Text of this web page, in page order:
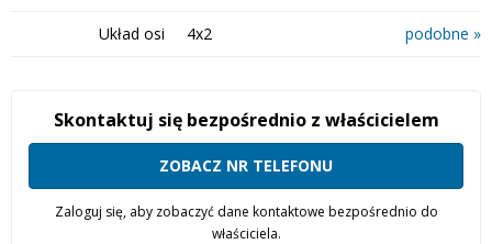
Układ osi 4x2 podobne »
Skontaktuj się bezpośrednio z właścicielem
ZOBACZ NR TELEFONU
Zaloguj się, aby zobaczyć dane kontaktowe bezpośrednio do
właściciela.